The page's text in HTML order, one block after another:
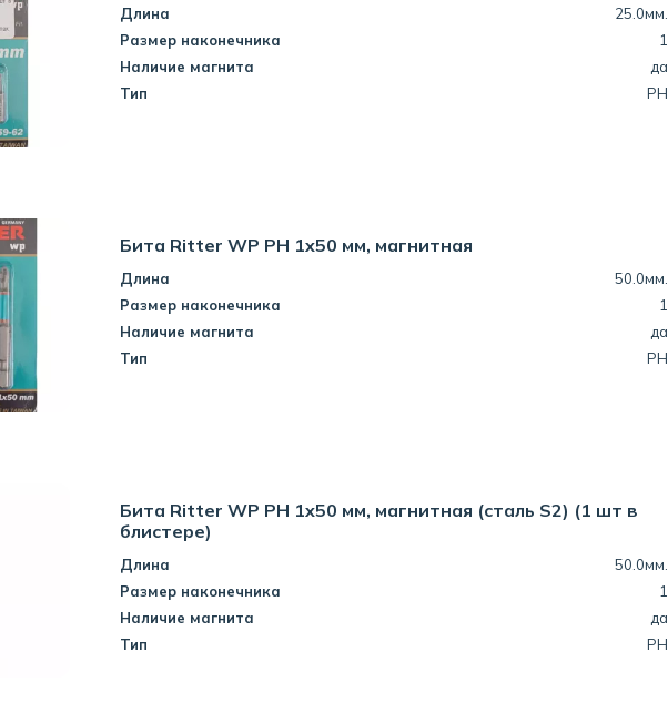
Длина
25.0мм.
Размер наконечника
1
Наличие магнита
да
Тип
PH
Бита Ritter WP PH 1x50 мм, магнитная
Длина
50.0мм.
Размер наконечника
1
Наличие магнита
да
Тип
PH
Бита Ritter WP PH 1x50 мм, магнитная (сталь S2) (1 шт в
блистере)
Длина
50.0мм.
Размер наконечника
1
Наличие магнита
да
Тип
PH